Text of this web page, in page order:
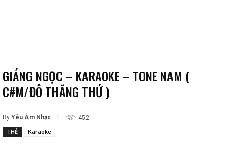
GIÁNG NGỌC – KARAOKE – TONE NAM (
C#M/ĐÔ THĂNG THỨ )
By Yêu Âm Nhạc 452
THẺ Karaoke